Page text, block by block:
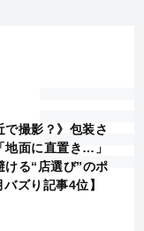
で撮影？》包装さ
地面に直置き…」
ける“店選び”のポ
ズり記事4位】